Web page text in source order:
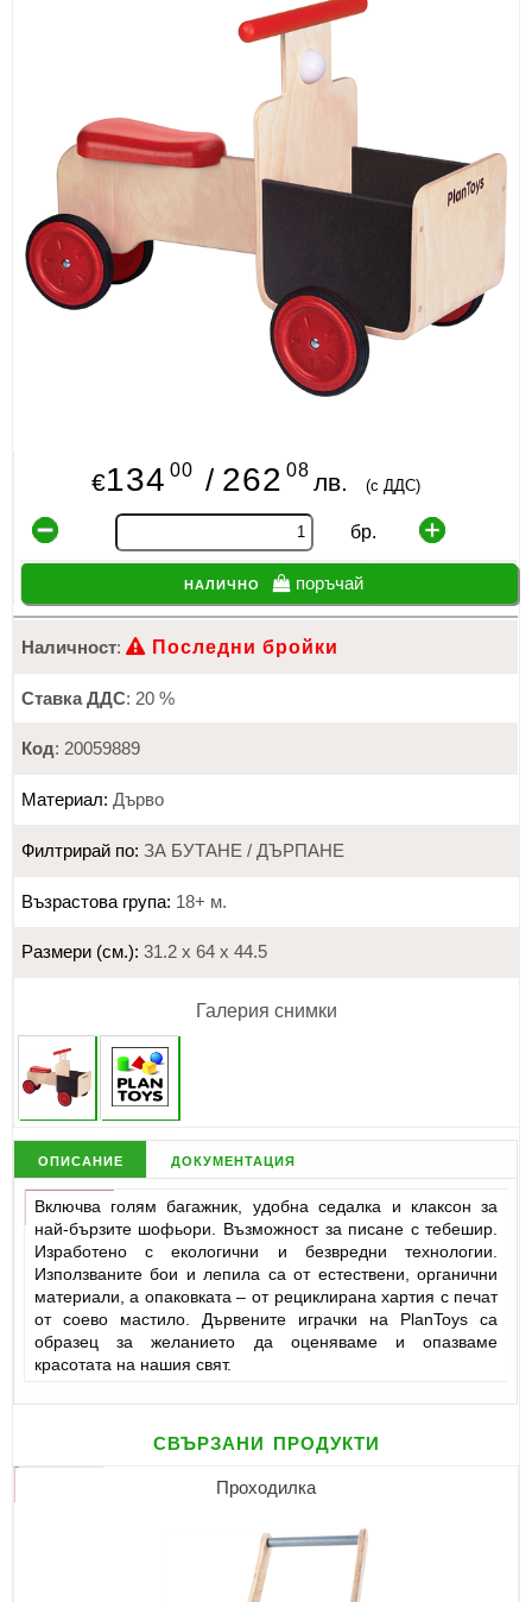
ИЗКУСТВА
СПОРТ
МЕБЕЛИ И ОБОРУДВАНЕ
КАНЦЕЛАРСКИ МАТЕРИАЛИ
КНИГИ И УЧЕБНИЦИ
БДП
НОВИ
ПРОМОЦИИ
€134 00 / 262 08 лв. (с ДДС)
бр.
налично поръчай
Наличност: Последни бройки
Ставка ДДС: 20 %
Код: 20059889
Материал: Дърво
Филтрирай по: ЗА БУТАНЕ / ДЪРПАНЕ
Възрастова група: 18+ м.
Размери (см.): 31.2 х 64 х 44.5
Галерия снимки
описание документация
Включва голям багажник, удобна седалка и клаксон за
най-бързите шофьори. Възможност за писане с тебешир.
Изработено с екологични и безвредни технологии.
Използваните бои и лепила са от естествени, органични
материали, а опаковката – от рециклирана хартия с печат
от соево мастило. Дървените играчки на PlanToys са
образец за желанието да оценяваме и опазваме
красотата на нашия свят.
свързани продукти
Проходилка